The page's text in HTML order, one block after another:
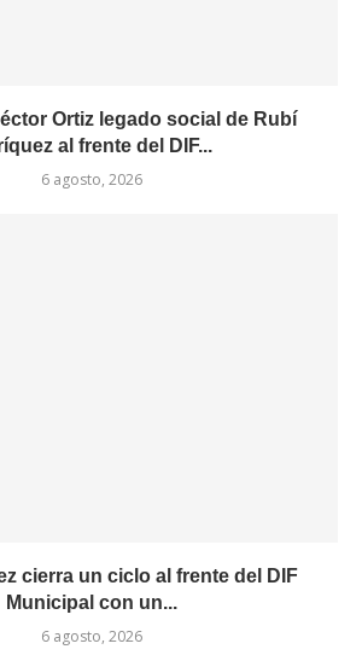
Ortiz legado social de Rubí
al frente del DIF...
6 agosto, 2026
cierra un ciclo al frente del DIF
Municipal con un...
6 agosto, 2026